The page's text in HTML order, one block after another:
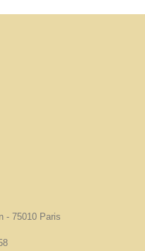
- 75010 Paris